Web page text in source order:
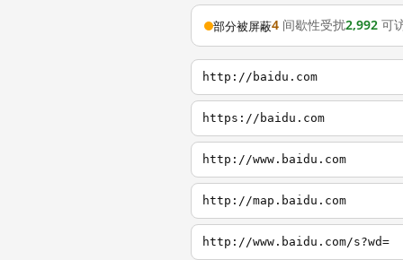
部分被屏蔽4 间歇性受扰2,992 可
http://baidu.com
https://baidu.com
http://www.baidu.com
http://map.baidu.com
http://www.baidu.com/s?wd=